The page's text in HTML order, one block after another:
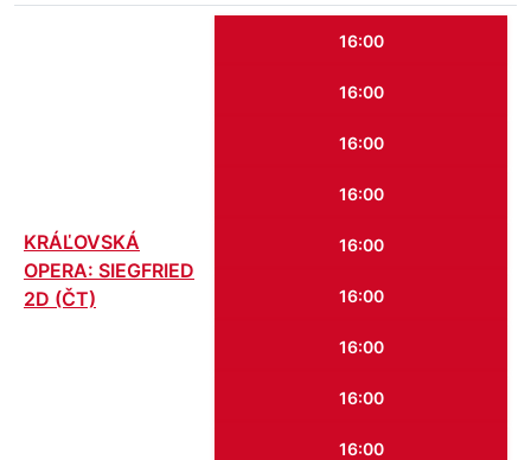
KRÁĽOVSKÁ
OPERA: SIEGFRIED
2D (ČT)
16:00
16:00
16:00
16:00
16:00
16:00
16:00
16:00
16:00